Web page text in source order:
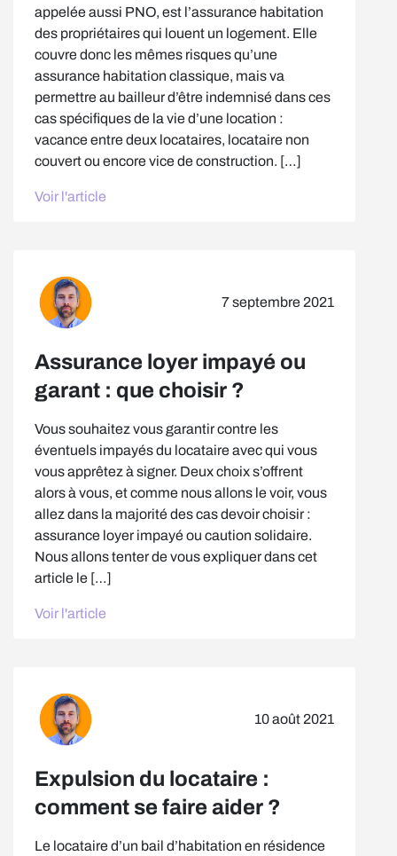
appelée aussi PNO, est l’assurance habitation
des propriétaires qui louent un logement. Elle
couvre donc les mêmes risques qu’une
assurance habitation classique, mais va
permettre au bailleur d’être indemnisé dans ces
cas spécifiques de la vie d’une location :
vacance entre deux locataires, locataire non
couvert ou encore vice de construction. […]
Voir l'article
7 septembre 2021
Assurance loyer impayé ou
garant : que choisir ?
Vous souhaitez vous garantir contre les
éventuels impayés du locataire avec qui vous
vous apprêtez à signer. Deux choix s’offrent
alors à vous, et comme nous allons le voir, vous
allez dans la majorité des cas devoir choisir :
assurance loyer impayé ou caution solidaire.
Nous allons tenter de vous expliquer dans cet
article le […]
Voir l'article
10 août 2021
Expulsion du locataire :
comment se faire aider ?
Le locataire d’un bail d’habitation en résidence